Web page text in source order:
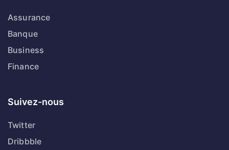
Assurance
Banque
Business
Finance
Suivez-nous
Twitter
Dribbble